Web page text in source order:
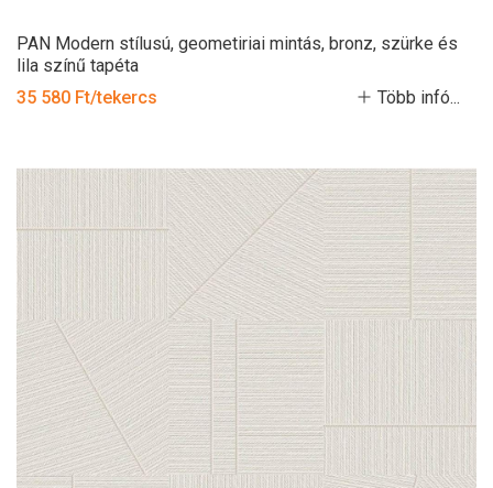
PAN Modern stílusú, geometiriai mintás, bronz, szürke és
lila színű tapéta
35 580 Ft/tekercs
Több infó...